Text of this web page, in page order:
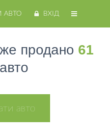
АВТО ВХІД
продано 61
авто
авто